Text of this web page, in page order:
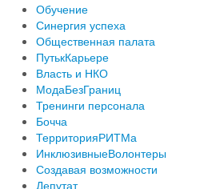
Обучение
Синергия успеха
Общественная палата
ПутькКарьере
Власть и НКО
МодаБезГраниц
Тренинги персонала
Бочча
ТерриторияРИТМа
ИнклюзивныеВолонтеры
Создавая возможности
Депутат